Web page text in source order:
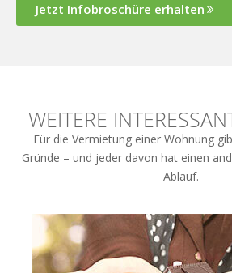
Jetzt Infobroschüre erhalten
WEITERE
Für die Vermietung einer Wohnung
Gründe – und jeder davon hat einen
Ablauf.